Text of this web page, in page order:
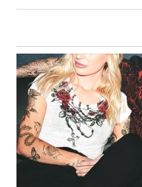
WN
WN
KALBAR
WN
KALTENG
WN